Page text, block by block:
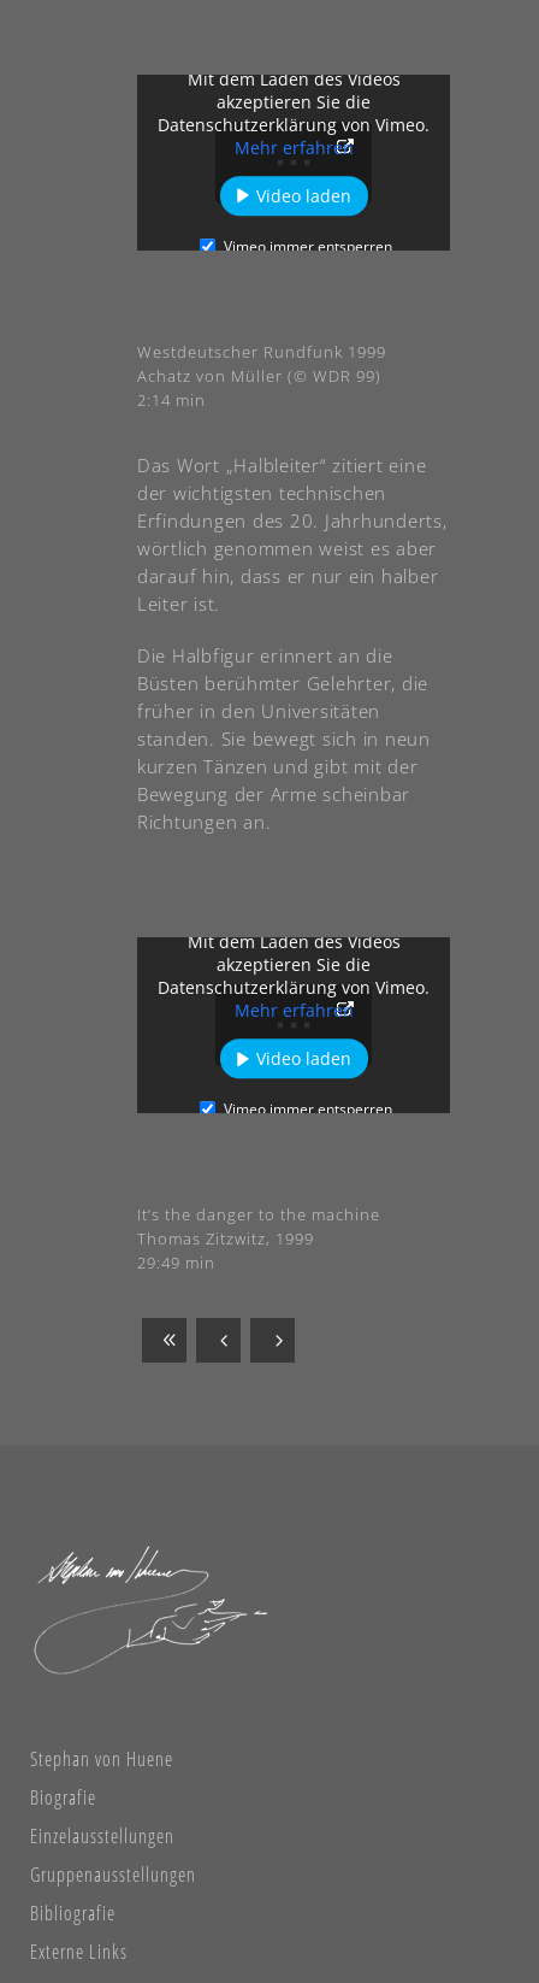
Mit dem Laden des Videos
akzeptieren Sie die
Datenschutzerklärung von Vimeo.
Mehr erfahren
Video laden
Vimeo immer entsperren
Westdeutscher Rundfunk 1999
Achatz von Müller (© WDR 99)
2:14 min
Das Wort „Halbleiter“ zitiert eine
der wichtigsten technischen
Erfindungen des 20. Jahrhunderts,
wörtlich genommen weist es aber
darauf hin, dass er nur ein halber
Leiter ist.
Die Halbfigur erinnert an die
Büsten berühmter Gelehrter, die
früher in den Universitäten
standen. Sie bewegt sich in neun
kurzen Tänzen und gibt mit der
Bewegung der Arme scheinbar
Richtungen an.
Mit dem Laden des Videos
akzeptieren Sie die
Datenschutzerklärung von Vimeo.
Mehr erfahren
Video laden
Vimeo immer entsperren
It’s the danger to the machine
Thomas Zitzwitz, 1999
29:49 min
Stephan von Huene
Biografie
Einzelausstellungen
Gruppenausstellungen
Bibliografie
Externe Links